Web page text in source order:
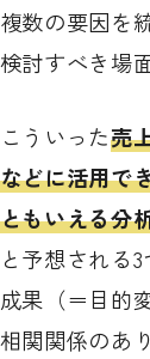
数の要因を
討すべき場
ういった売
どに活用で
もいえる分
予想される
果（＝目的
関関係のあ